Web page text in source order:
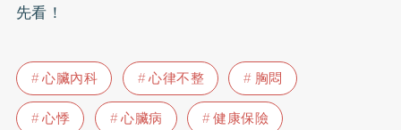
先看！
心臟內科 心律不整
胸悶
心悸
心臟病 健康保險